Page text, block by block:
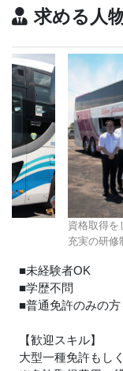
求める人
資格取得を
充実の研修
■未経験者OK
■学歴不問
■普通免許のみの方
【歓迎スキル】
大型一種免許もし